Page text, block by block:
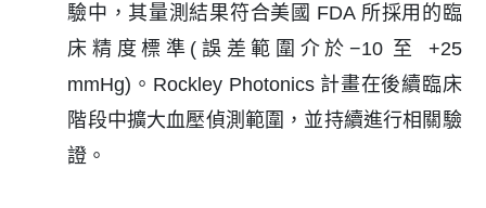
驗中，其量測結果符合美國 FDA 所採用的臨
床精度標準(誤差範圍介於−10 至 +25
mmHg)。Rockley Photonics 計畫在後續臨床
階段中擴大血壓偵測範圍，並持續進行相關驗
證。